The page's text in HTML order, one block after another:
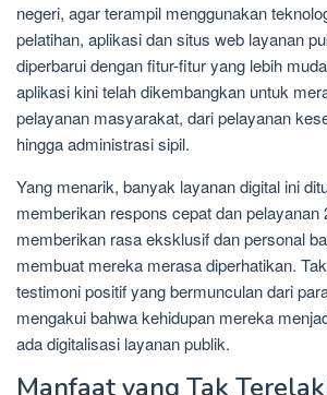
negeri, agar terampil menggunakan
pelatihan, aplikasi dan situs web layanan
diperbarui dengan fitur-fitur yang lebih
aplikasi kini telah dikembangkan untuk
pelayanan masyarakat, dari pelayanan
hingga administrasi sipil.
Yang menarik, banyak layanan digital ini
memberikan respons cepat dan pelayanan
memberikan rasa eksklusif dan personal
membuat mereka merasa diperhatikan.
testimoni positif yang bermunculan dari
mengakui bahwa kehidupan mereka
ada digitalisasi layanan publik.
Manfaat yang Tak